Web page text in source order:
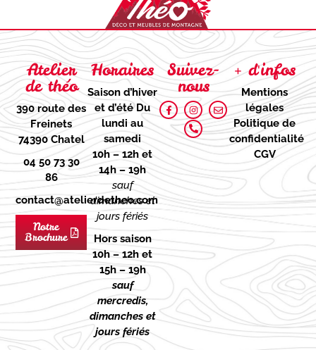
Atelier
de théo
390 route des
Freinets
74390 Chatel
04 50 73 30
86
contact@atelierdetheo.com
Notre
Brochure
Horaires
Saison d’hiver
et d’étéDu
lundi au
samedi
10h – 12h et
14h – 19h
sauf
dimanches et
jours fériés
Hors saison
10h – 12h et
15h – 19h
sauf
mercredis,
dimanches et
jours fériés
Suivez-
nous
+ d'infos
Mentions
légales
Politique de
confidentialité
CGV